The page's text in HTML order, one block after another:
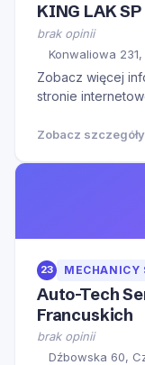
KING LAK SP
brak opinii
Konwaliowa
Zobacz więcej
stronie
Zobacz szczegóły
23 MECHANICY
Auto-Tech
Francuskich
brak opinii
Dźbowska 60,